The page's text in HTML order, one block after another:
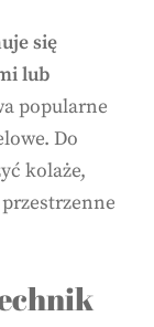
się
lub
popularne
Do
kolaże,